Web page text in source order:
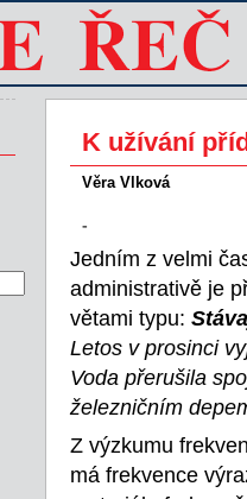
K užívání
Věra Vlková
-
Jedním z velmi
administrativě je
větami typu:
Letos v prosinci
Voda přerušila
železničním
Z výzkumu
má frekvence